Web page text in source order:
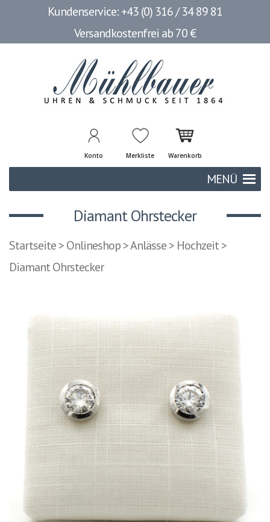
Kundenservice: +43 (0) 316 / 34 89 81
Versandkostenfrei ab 70 €
Konto Merkliste Warenkorb
MENÜ
Diamant Ohrstecker
Startseite>Onlineshop>Anlässe> Hochzeit>
Diamant Ohrstecker